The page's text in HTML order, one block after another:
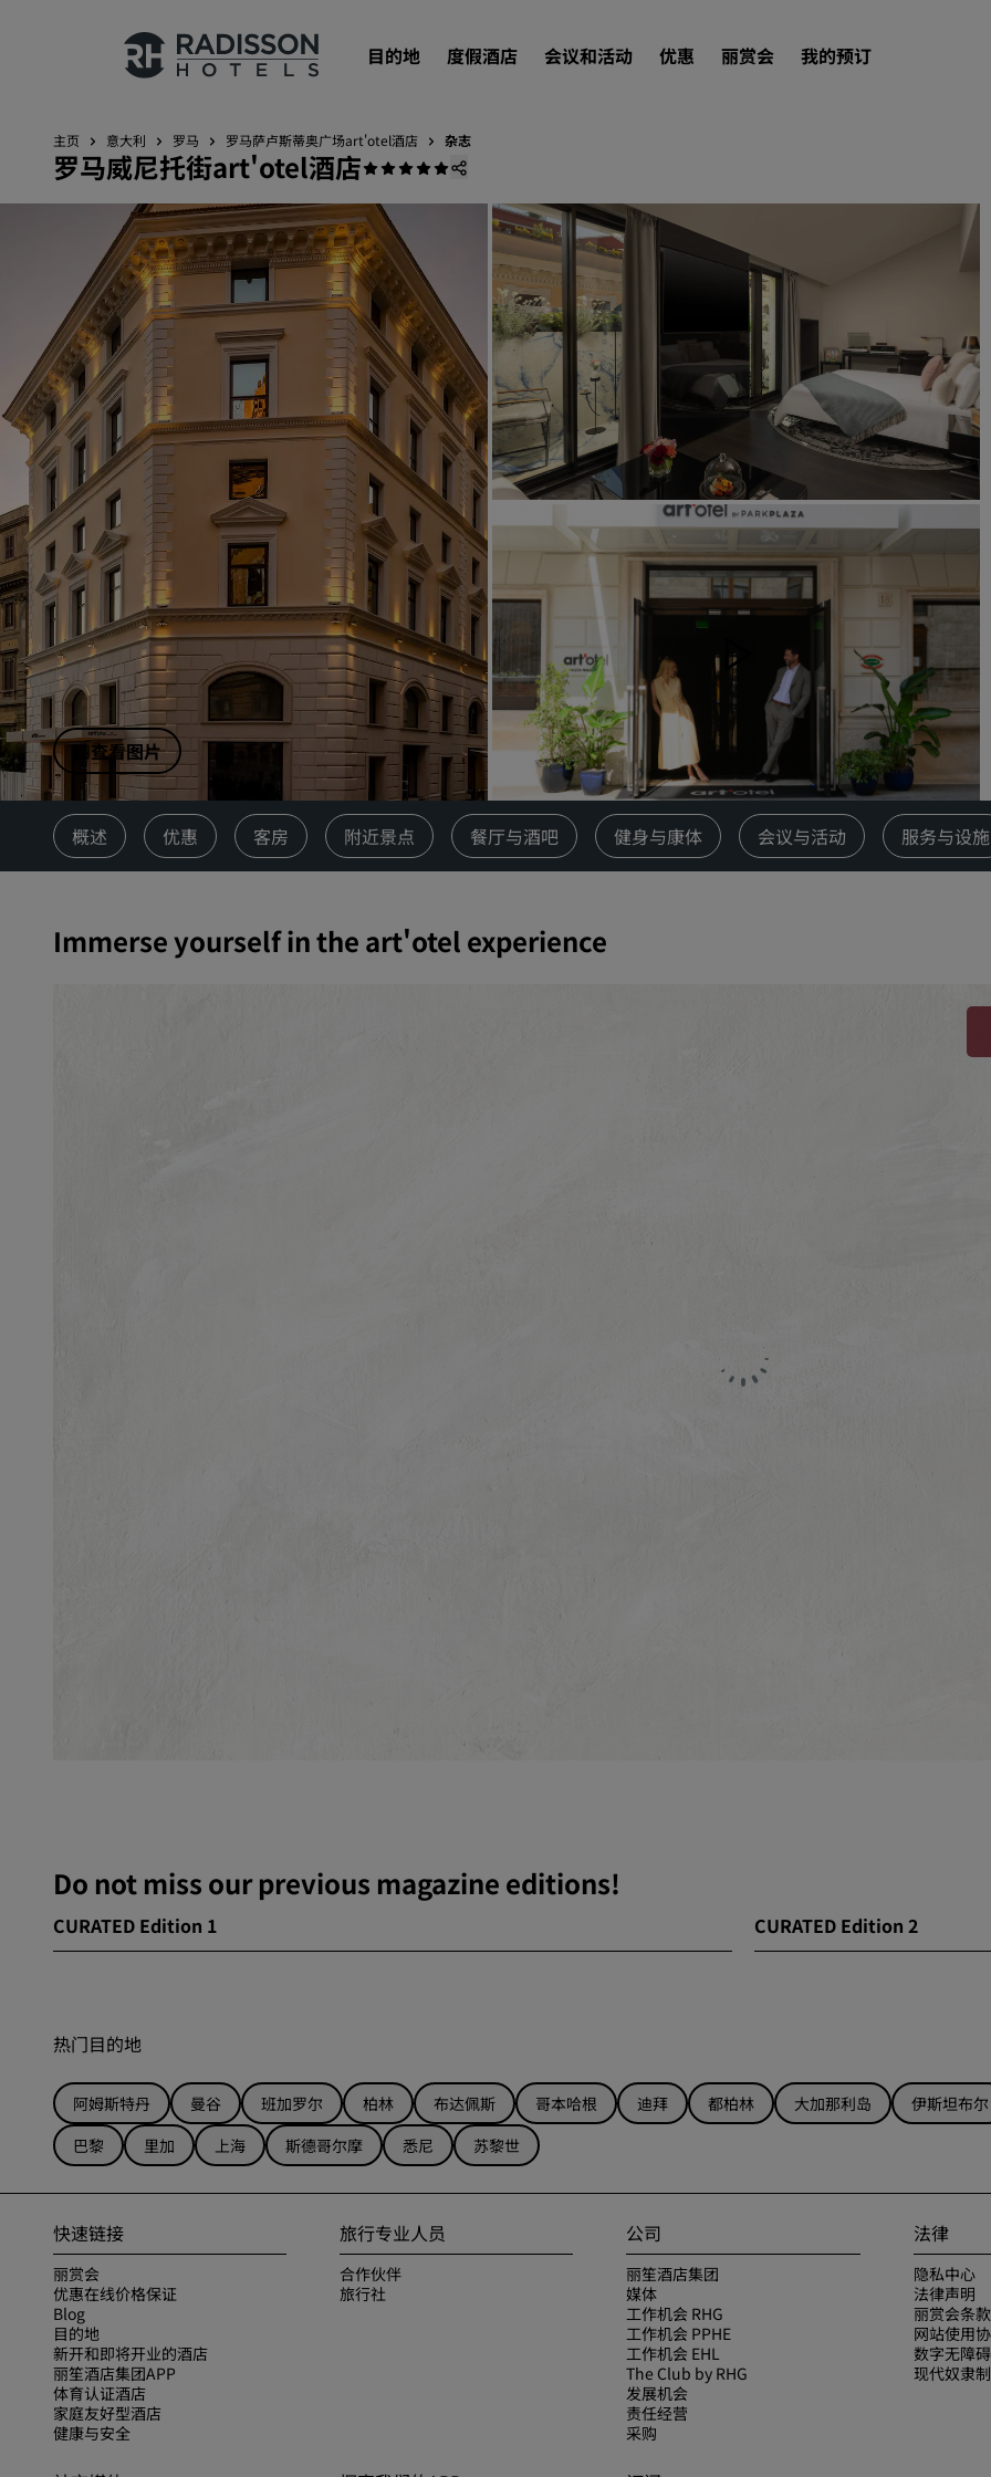
目的地 度假酒店 会议和活动 优惠 丽赏会 我的预订
我们的品牌
丽笙酒店集团品牌
中国附属品牌
度假酒店
服务式公寓
机场酒店
新开业和即将开业的酒店
会议和活动
探索丽笙会议
预订会议空间
请求报价
活动目的地
行业方案
搜索航班
搜索航班
餐饮
搜索餐厅
数字服务
主页 意大利 罗马 ‌罗马萨卢斯蒂奥广场art'otel酒店 杂志
罗马威尼托街art'otel酒店
查看图片
概述 优惠 客房 附近景点 餐厅与酒吧 健身与康体 会议与活动 服务与设施
Immerse yourself in the art'otel experience
Do not miss our previous magazine editions!
CURATED Edition 1 CURATED Edition 2
热门目的地
阿姆斯特丹 曼谷 班加罗尔 柏林 布达佩斯 哥本哈根 迪拜 都柏林 大加那利岛
伊斯坦布尔
巴黎
里加 上海 斯德哥尔摩 悉尼 苏黎世
快速链接
丽赏会
优惠在线价格保证
Blog
目的地
新开和即将开业的酒店
丽笙酒店集团APP
体育认证酒店
家庭友好型酒店
健康与安全
旅行专业人员
合作伙伴
旅行社
公司
丽笙酒店集团
媒体
工作机会 RHG
工作机会 PPHE
工作机会 EHL
The Club by RHG
发展机会
责任经营
采购
法律
隐私中心
法律声明
丽赏会条
网站使用
数字无障碍
现代奴隶